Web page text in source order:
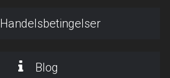
Handelsbetingelser
Blog